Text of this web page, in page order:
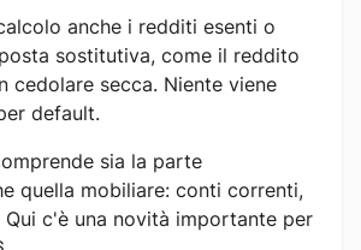
anche i redditi esenti o
sostitutiva, come il reddito
cedolare secca. Niente viene
default.
sia la parte
quella mobiliare: conti correnti,
c'è una novità importante per